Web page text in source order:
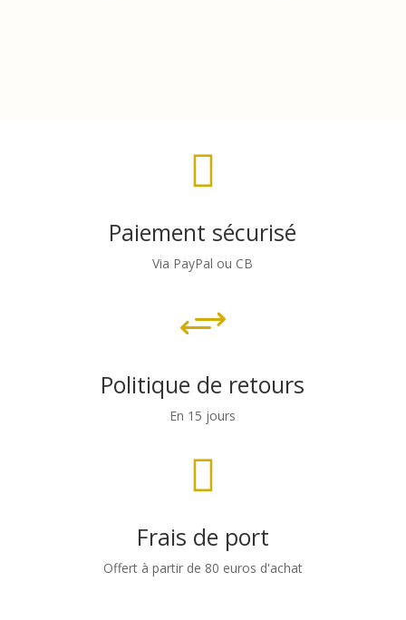

Paiement sécurisé
Via PayPal ou CB
+
Politique de retours
En 15 jours

Frais de port
Offert à partir de 80 euros d'achat